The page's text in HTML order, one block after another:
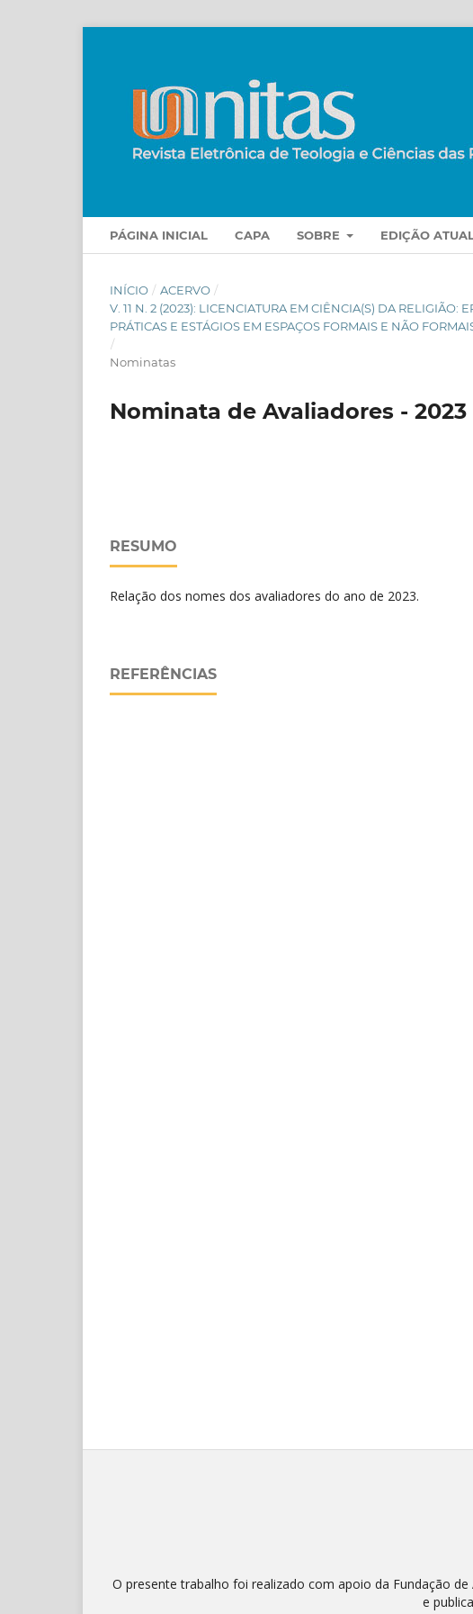
PÁGINA INICIAL CAPA SOBRE EDIÇÃO
INÍCIO / ACERVO /
V. 11 N. 2 (2023): LICENCIATURA EM CIÊNCIA(S) DA
PRÁTICAS E ESTÁGIOS EM ESPAÇOS FORMAIS E NÃO
/
Nominatas
Nominata de Avaliadores - 2023
RESUMO
Relação dos nomes dos avaliadores do ano de 2023.
REFERÊNCIAS
O presente trabalho foi realizado com apoio da Fundação
e